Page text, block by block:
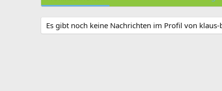
Es gibt noch keine Nachrichten im Profil von klaus-